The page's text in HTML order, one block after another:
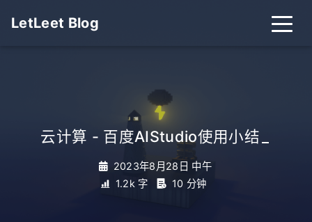
LetLeet Blog
云计算 - 百度AIStudio使用小结
2023年8月28日 中午
1.2k 字
10 分钟